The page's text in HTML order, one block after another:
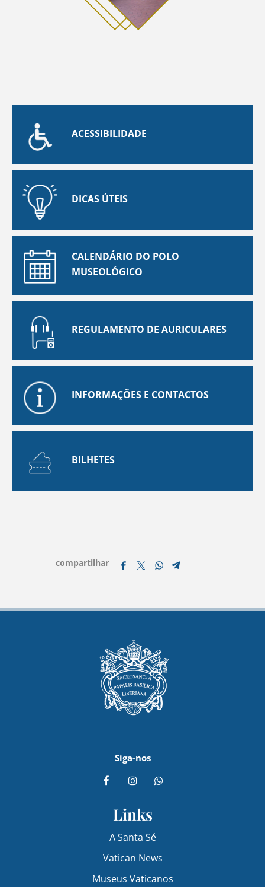
ACESSIBILIDADE
DICAS ÚTEIS
CALENDÁRIO DO POLO
MUSEOLÓGICO
REGULAMENTO DE AURICULARES
INFORMAÇÕES E CONTACTOS
BILHETES
compartilhar
Siga-nos
Links
A Santa Sé
Vatican News
Museus Vaticanos